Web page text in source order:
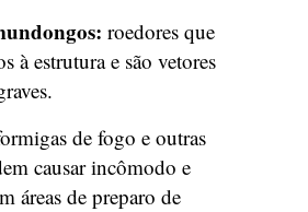
roedores que
à estrutura e são vetores
de fogo e outras
causar incômodo e
áreas de preparo de